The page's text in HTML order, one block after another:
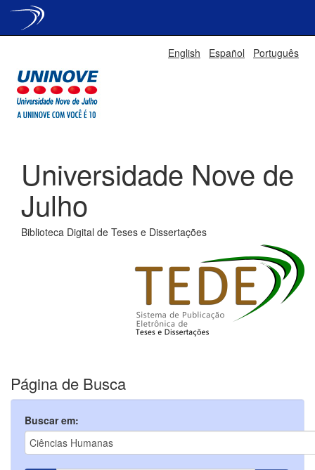
English Español Português
Universidade Nove de
Julho
Biblioteca Digital de Teses e Dissertações
Página de Busca
Buscar em: